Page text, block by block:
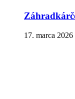
17. marca 2026